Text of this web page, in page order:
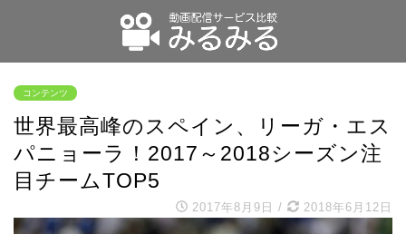
コンテンツ
世界最高峰のスペイン、リーガ・エス
パニョーラ！2017～2018シーズン注
目チームTOP5
2017年8月9日 / 2018年6月12日